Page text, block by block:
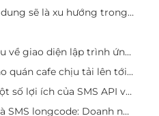
15 cách xây dựng nội dung sẽ là xu hướng trong năm 2022
API là gì? Tìm hiểu về giao diện lập trình ứng dụng và 1 số ứng dụng thiết thực
Giải pháp Wifi cho quán cafe chịu tải lên tới 100 người dùng
SMS API là gì? Một số lợi ích của SMS API và top 5 đơn vị cung cấp SMS API chất lượng
SMS shortcode và SMS longcode: Doanh nghiệp phù hợp với loại hình nào?